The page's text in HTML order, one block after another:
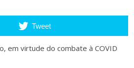
Tweet
em virtude do combate à COVID